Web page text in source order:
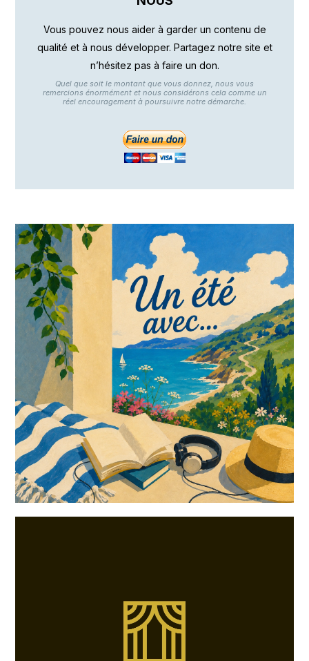
Vous pouvez nous aider à garder un contenu de
qualité et à nous développer. Partagez notre site et
n’hésitez pas à faire un don.
Quel que soit le montant que vous donnez, nous vous
remercions énormément et nous considérons cela comme un
réel encouragement à poursuivre notre démarche.